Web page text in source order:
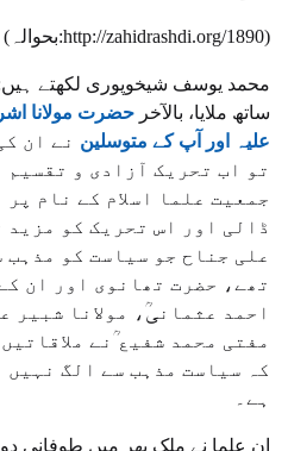
(بحوالہ:http://zahidrashdi.org/1890)
محمد یوسف شیخوپوری لکھتے ہیں:
ساتھ ملایا، بالآخر حضرت مولانا
علیہ اور آپ کے متوسلین نے ان
تو اب تحریک آزادی و تقسیم
جمعیت علما اسلام کے نام
ڈالی اور اس تحریک کو مزید
علی جناح جو سیاست کو مذہب
تھے، حضرت تھانوی اور ان کے
احمد عثمانیؒ، مولانا شبیر
مفتی محمد شفیع ؒنے
کہ سیاست مذہب سے الگ نہیں
ہے۔
ان علما نے ملک بھر میں طوفانی